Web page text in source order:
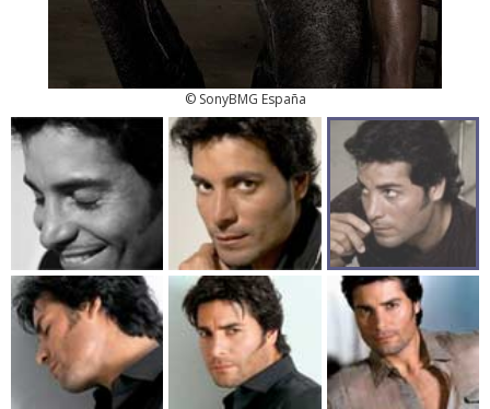
© SonyBMG España